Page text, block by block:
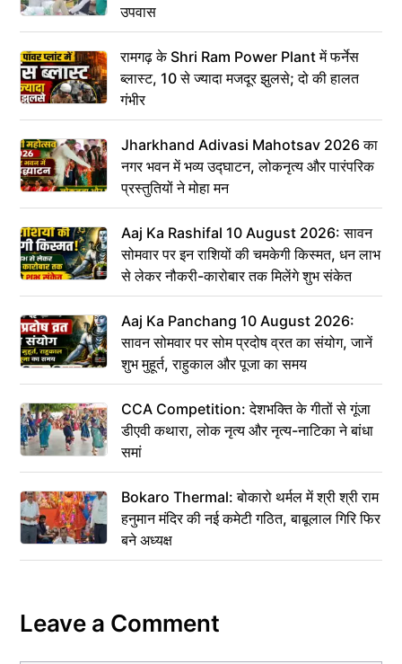
उपवास
रामगढ़ के Shri Ram Power Plant में फर्नेस
ब्लास्ट, 10 से ज्यादा मजदूर झुलसे; दो की हालत
गंभीर
Jharkhand Adivasi Mahotsav 2026 का
नगर भवन में भव्य उद्घाटन, लोकनृत्य और पारंपरिक
प्रस्तुतियों ने मोहा मन
Aaj Ka Rashifal 10 August 2026: सावन
सोमवार पर इन राशियों की चमकेगी किस्मत, धन लाभ
से लेकर नौकरी-कारोबार तक मिलेंगे शुभ संकेत
Aaj Ka Panchang 10 August 2026:
सावन सोमवार पर सोम प्रदोष व्रत का संयोग, जानें
शुभ मुहूर्त, राहुकाल और पूजा का समय
CCA Competition: देशभक्ति के गीतों से गूंजा
डीएवी कथारा, लोक नृत्य और नृत्य-नाटिका ने बांधा
समां
Bokaro Thermal: बोकारो थर्मल में श्री श्री राम
हनुमान मंदिर की नई कमेटी गठित, बाबूलाल गिरि फिर
बने अध्यक्ष
Leave a Comment